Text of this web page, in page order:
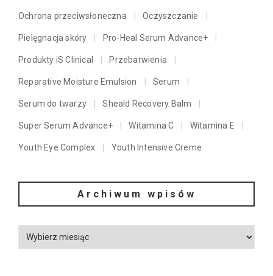
Ochrona przeciwsłoneczna Oczyszczanie
Pielęgnacja skóry Pro-Heal Serum Advance+
Produkty iS Clinical Przebarwienia
Reparative Moisture Emulsion Serum
Serum do twarzy Sheald Recovery Balm
Super Serum Advance+ Witamina C Witamina E
Youth Eye Complex Youth Intensive Creme
Archiwum wpisów